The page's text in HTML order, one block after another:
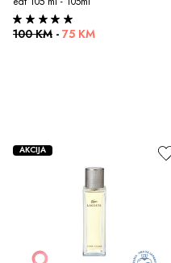
100 KM - 75 KM
AKCIJA